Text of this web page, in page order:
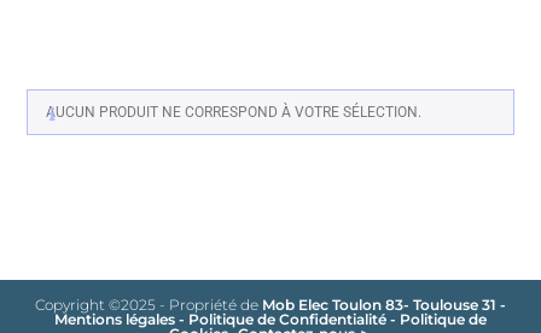
AUCUN PRODUIT NE CORRESPOND À VOTRE SÉLECTION.
Copyright ©2025 - Propriété de Mob Elec Toulon 83- Toulouse 31 -
Mentions légales - Politique de Confidentialité - Politique de